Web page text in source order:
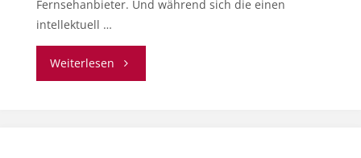
Fernsehanbieter. Und während sich die einen
intellektuell …
Weiterlesen "Medienkompetenz